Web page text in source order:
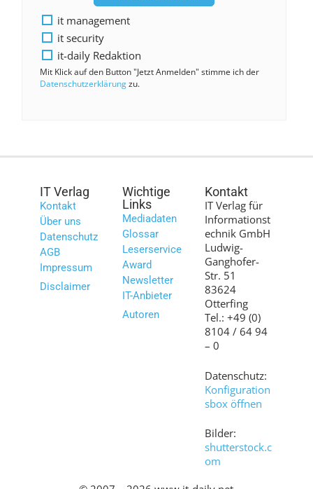
it management
it security
it-daily Redaktion
Mit Klick auf den Button "Jetzt Anmelden" stimme ich der
Datenschutzerklärungzu.
IT Verlag
Kontakt
Über uns
Datenschutz
AGB
Impressum
Disclaimer
Wichtige
Links
Mediadaten
Glossar
Leserservice
Award
Newsletter
IT-Anbieter
Autoren
Kontakt
IT Verlag für
Informationst
echnik GmbH
Ludwig-
Ganghofer-
Str. 51
83624
Otterfing
Tel.: +49 (0)
8104 / 64 94
– 0
Datenschutz:
Konfiguration
sbox öffnen
Bilder:
shutterstock.c
om